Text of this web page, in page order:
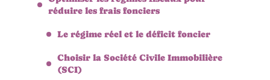
réduire les frais fonciers
Le régime réel et le déficit foncier
Choisir la Société Civile Immobilière
(SCI)